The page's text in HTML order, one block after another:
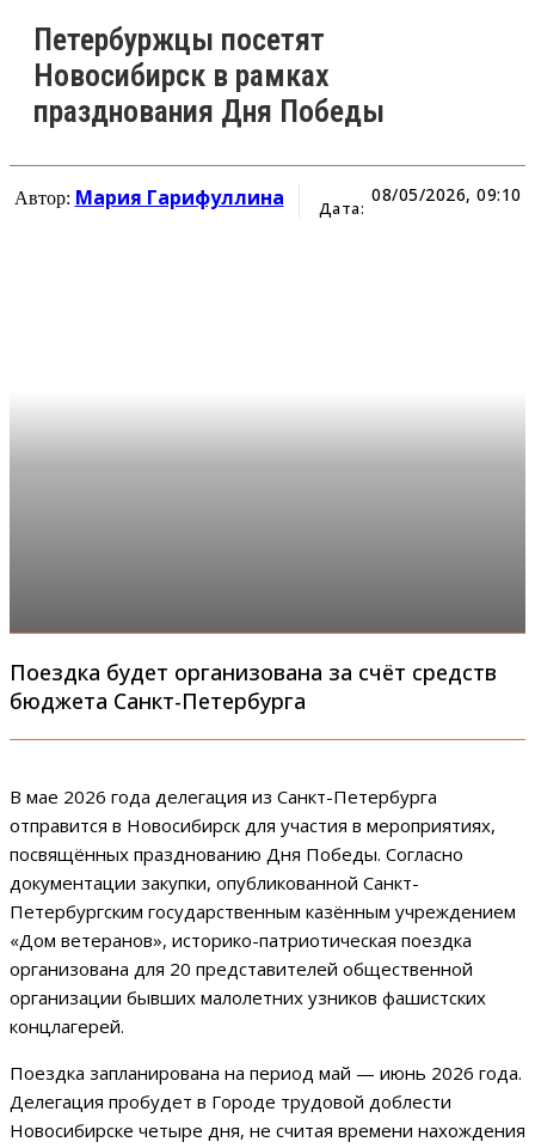
Петербуржцы посетят
Новосибирск в рамках
празднования Дня Победы
Автор: Мария Гарифуллина Дата:
08/05/2026, 09:10
Поездка будет организована за счёт средств
бюджета Санкт-Петербурга
В мае 2026 года делегация из Санкт-Петербурга
отправится в Новосибирск для участия в мероприятиях,
посвящённых празднованию Дня Победы. Согласно
документации закупки, опубликованной Санкт-
Петербургским государственным казённым учреждением
«Дом ветеранов», историко-патриотическая поездка
организована для 20 представителей общественной
организации бывших малолетних узников фашистских
концлагерей.
Поездка запланирована на период май — июнь 2026 года.
Делегация пробудет в Городе трудовой доблести
Новосибирске четыре дня, не считая времени нахождения